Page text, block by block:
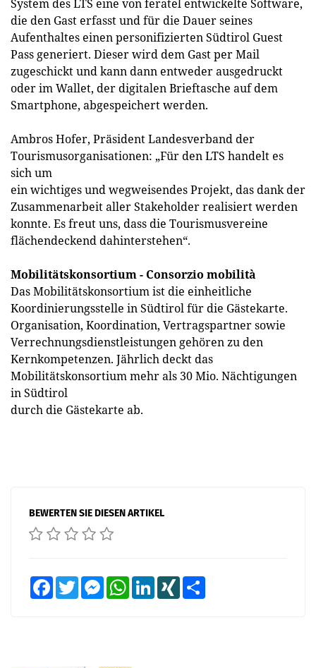
System des LTS eine von feratel entwickelte Software,
die den Gast erfasst und für die Dauer seines
Aufenthaltes einen personifizierten Südtirol Guest
Pass generiert. Dieser wird dem Gast per Mail
zugeschickt und kann dann entweder ausgedruckt
oder im Wallet, der digitalen Brieftasche auf dem
Smartphone, abgespeichert werden.
Ambros Hofer, Präsident Landesverband der
Tourismusorganisationen: „Für den LTS handelt es
sich um
ein wichtiges und wegweisendes Projekt, das dank der
Zusammenarbeit aller Stakeholder realisiert werden
konnte. Es freut uns, dass die Tourismusvereine
flächendeckend dahinterstehen“.
Mobilitätskonsortium - Consorzio mobilità
Das Mobilitätskonsortium ist die einheitliche
Koordinierungsstelle in Südtirol für die Gästekarte.
Organisation, Koordination, Vertragspartner sowie
Verrechnungsdienstleistungen gehören zu den
Kernkompetenzen. Jährlich deckt das
Mobilitätskonsortium mehr als 30 Mio. Nächtigungen
in Südtirol
durch die Gästekarte ab.
BEWERTEN SIE DIESEN ARTIKEL
FacebookTwitter MessengerWhatsAppLinkedInXING